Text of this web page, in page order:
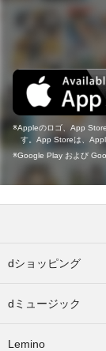
Appleのロゴ、App
す。App Storeは、
Google Play および
dショッピング
dミュージック
Lemino